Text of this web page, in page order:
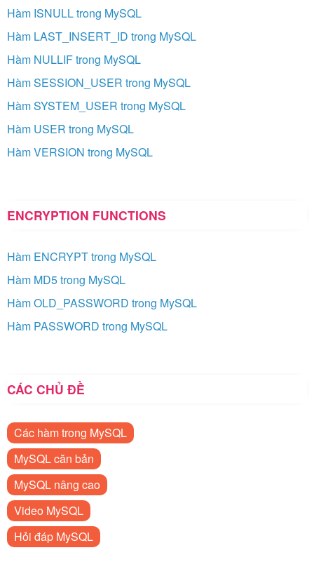
Hàm ISNULL trong MySQL
Hàm LAST_INSERT_ID trong MySQL
Hàm NULLIF trong MySQL
Hàm SESSION_USER trong MySQL
Hàm SYSTEM_USER trong MySQL
Hàm USER trong MySQL
Hàm VERSION trong MySQL
ENCRYPTION FUNCTIONS
Hàm ENCRYPT trong MySQL
Hàm MD5 trong MySQL
Hàm OLD_PASSWORD trong MySQL
Hàm PASSWORD trong MySQL
CÁC CHỦ ĐỀ
Các hàm trong MySQL
MySQL căn bản
MySQL nâng cao
Video MySQL
Hỏi đáp MySQL